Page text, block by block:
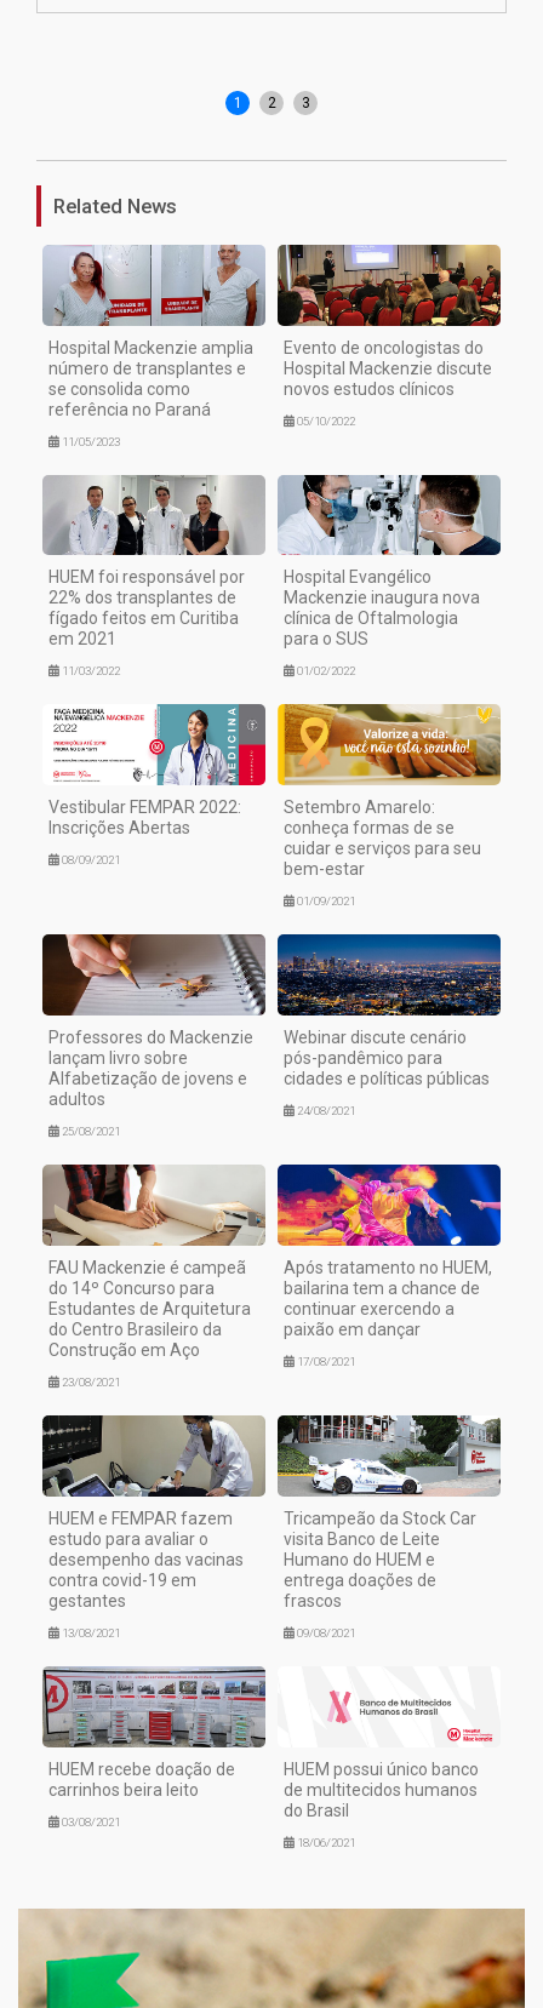
1 2 3
Related News
Hospital Mackenzie amplia
número de transplantes e
se consolida como
referência no Paraná
11/05/2023
Evento de oncologistas do
Hospital Mackenzie discute
novos estudos clínicos
05/10/2022
HUEM foi responsável por
22% dos transplantes de
fígado feitos em Curitiba
em 2021
11/03/2022
Hospital Evangélico
Mackenzie inaugura nova
clínica de Oftalmologia
para o SUS
01/02/2022
Vestibular FEMPAR 2022:
Inscrições Abertas
08/09/2021
Setembro Amarelo:
conheça formas de se
cuidar e serviços para seu
bem-estar
01/09/2021
Professores do Mackenzie
lançam livro sobre
Alfabetização de jovens e
adultos
25/08/2021
Webinar discute cenário
pós-pandêmico para
cidades e políticas públicas
24/08/2021
FAU Mackenzie é campeã
do 14º Concurso para
Estudantes de Arquitetura
do Centro Brasileiro da
Construção em Aço
23/08/2021
Após tratamento no HUEM,
bailarina tem a chance de
continuar exercendo a
paixão em dançar
17/08/2021
HUEM e FEMPAR fazem
estudo para avaliar o
desempenho das vacinas
contra covid-19 em
gestantes
13/08/2021
Tricampeão da Stock Car
visita Banco de Leite
Humano do HUEM e
entrega doações de
frascos
09/08/2021
HUEM recebe doação de
carrinhos beira leito
03/08/2021
HUEM possui único banco
de multitecidos humanos
do Brasil
18/06/2021